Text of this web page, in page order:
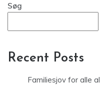
Søg
Recent Posts
Familiesjov for alle